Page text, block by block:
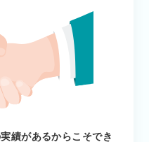
績があるからこそでき